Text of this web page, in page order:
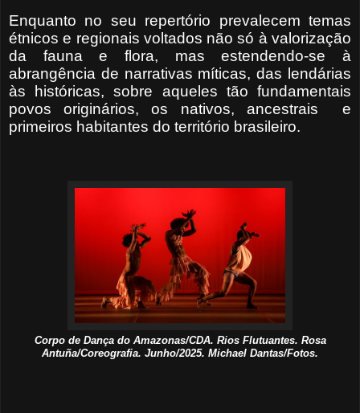
Enquanto no seu repertório prevalecem temas
étnicos e regionais voltados não só à valorização
da fauna e flora, mas estendendo-se à
abrangência de narrativas míticas, das lendárias
às históricas, sobre aqueles tão fundamentais
povos originários, os nativos, ancestrais
e
primeiros habitantes do território brasileiro.
Corpo de Dança do Amazonas/CDA. Rios Flutuantes. Rosa
Antuña/Coreografia. Junho/2025. Michael Dantas/Fotos.